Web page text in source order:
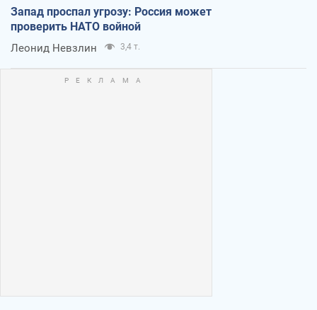
Запад проспал угрозу: Россия может
проверить НАТО войной
Леонид Невзлин 3,4 т.